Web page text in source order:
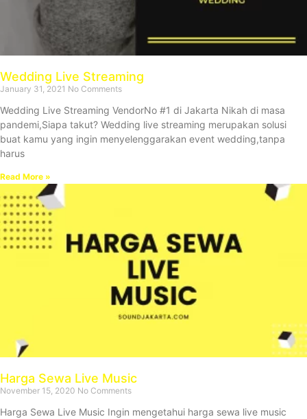
Wedding Live Streaming
January 31, 2021 No Comments
Wedding Live Streaming VendorNo #1 di Jakarta Nikah di masa
pandemi,Siapa takut? Wedding live streaming merupakan solusi
buat kamu yang ingin menyelenggarakan event wedding,tanpa
harus
Read More »
Harga Sewa Live Music
November 15, 2020 No Comments
Harga Sewa Live Music Ingin mengetahui harga sewa live music